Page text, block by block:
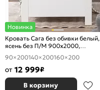
Новинка
Кровать Сага без обивки белый,
ясень без П/М 900x2000,
ортопедическое основание,
изголовье жесткое
90×200140×200160×200
от 12 999₽
В корзину